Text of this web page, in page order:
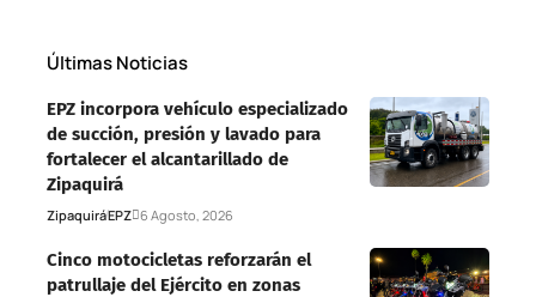
Últimas Noticias
EPZ incorpora vehículo especializado
de succión, presión y lavado para
fortalecer el alcantarillado de
Zipaquirá
ZipaquiráEPZ 6 Agosto, 2026
Cinco motocicletas reforzarán el
patrullaje del Ejército en zonas